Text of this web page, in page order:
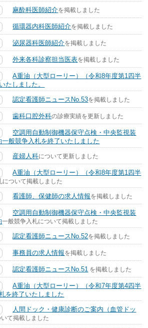
麻酔科医師紹介を掲載しました
循環器内科医師紹介を掲載しました
泌尿器科医師紹介を掲載しました
外来各科診察担当医表を掲載しました
A重油（大型ローリー）（令和8年度第1四半
たしました。
認定看護師ニュースNo.53を掲載しました
歯科口腔外科の診療実績を更新しました
空調用自動制御機器保守点検・中央監視装
般競争入札を終了いたしました
産婦人科について更新しました
A重油（大型ローリー）（令和8年度第1四半
について掲載しました
看護師、保健師の求人情報を掲載しました
空調用自動制御機器保守点検・中央監視装
一般競争入札について掲載しました
認定看護師ニュースNo.52を掲載しました
事務員の求人情報を掲載しました
認定看護師ニュースNo.51 を掲載しました
A重油（大型ローリー）（令和7年度第4四半
を終了いたしました
人間ドック・健康診断のご案内（血管ドッ
いて掲載しました